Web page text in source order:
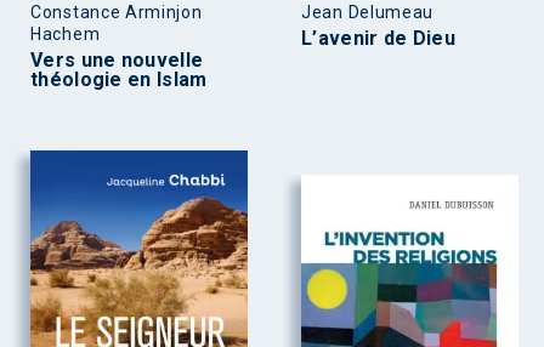
Constance Arminjon
Hachem
Vers une nouvelle
théologie en Islam
Jean Delumeau
L’avenir de Dieu